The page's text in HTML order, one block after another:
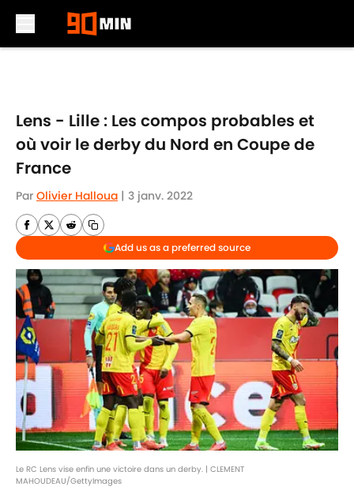
Lens - Lille : Les compos probables et
où voir le derby du Nord en Coupe de
France
Par Olivier Halloua | 3 janv. 2022
Add us as a preferred source
Le RC Lens vise enfin une victoire dans un derby. | CLEMENT
MAHOUDEAU/GettyImages